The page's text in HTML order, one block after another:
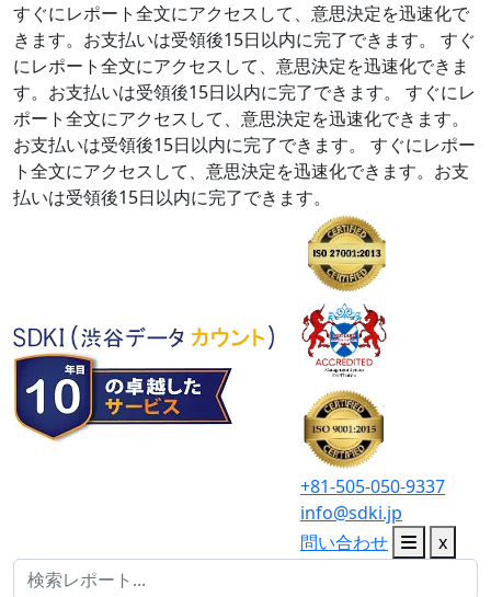
すぐにレポート全文にアクセスして、意思決定を迅速化で
きます。お支払いは受領後15日以内に完了できます。
すぐ
にレポート全文にアクセスして、意思決定を迅速化できま
す。お支払いは受領後15日以内に完了できます。
すぐにレ
ポート全文にアクセスして、意思決定を迅速化できます。
お支払いは受領後15日以内に完了できます。
すぐにレポー
ト全文にアクセスして、意思決定を迅速化できます。お支
払いは受領後15日以内に完了できます。
+81-505-050-9337
info@sdki.jp
問い合わせ
x